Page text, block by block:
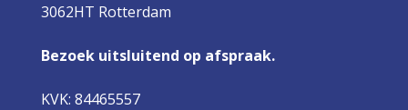
3062HT Rotterdam
Bezoek uitsluitend op afspraak.
KVK: 84465557